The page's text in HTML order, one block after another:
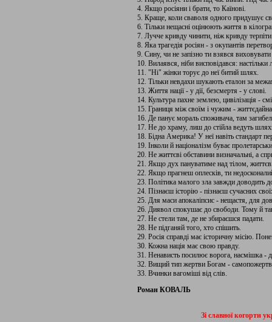
4. Якщо росіяни і брати, то Каїнові.
5. Краще, коли сваволя одного придушує
6. Тільки нещасні оцінюють життя в
7. Лучче кривду чинити, ніж кривду
8. Яка трагедія росіян - з окупантів
9. Сину, чи не запізно ти взявся виховувати
10. Вилаявся, ніби висповідався: настільки
11. "Ні" жінки торує до неї битий шлях.
12. Тільки невдахи шукають еталон за
13. Життя нації - у дії, безсмертя - у слові.
14. Культура пахне землею, цивілізація -
15. Границя між своїм і чужим -
16. Де панує мораль споживача, там
17. Не до храму, лиш до стійла ведуть
18. Бідна Америка! У неї навіть стандарт
19. Інколи й націоналізм буває
20. Не життєві обставини визначальні, а
21. Якщо дух пануватиме над тілом,
22. Якщо прагнеш оплесків, ти
23. Політика малого зла завжди доводить
24. Пізнаєш історію - пізнаєш сучасних
25. Для маси апокаліпсис - нещастя, для
26. Диявол спокушає до свободи. Тому й
27. Не стели там, де не збираєшся падати.
28. Не підганяй того, хто спішить.
29. Росія справді має історичну місію.
30. Кожна нація має свою правду.
31. Ненависть посилює ворога, насмішка -
32. Вищий тип жертви Богам -
33. Вчинки вагоміші від слів.
Роман КОВАЛЬ
Зі славної когорти